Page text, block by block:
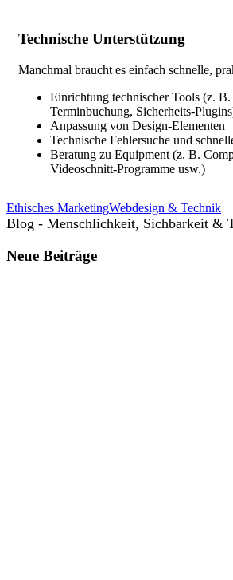
Technische Unterstützung
Manchmal braucht es einfach schnelle,
Einrichtung technischer Tools (z.
Terminbuchung, Sicherheits-
Anpassung von Design-Elementen
Technische Fehlersuche und
Beratung zu Equipment (z. B.
Videoschnitt-Programme usw.)
Ethisches MarketingWebdesign & Technik
Blog - Menschlichkeit, Sichbarkeit &
Neue Beiträge